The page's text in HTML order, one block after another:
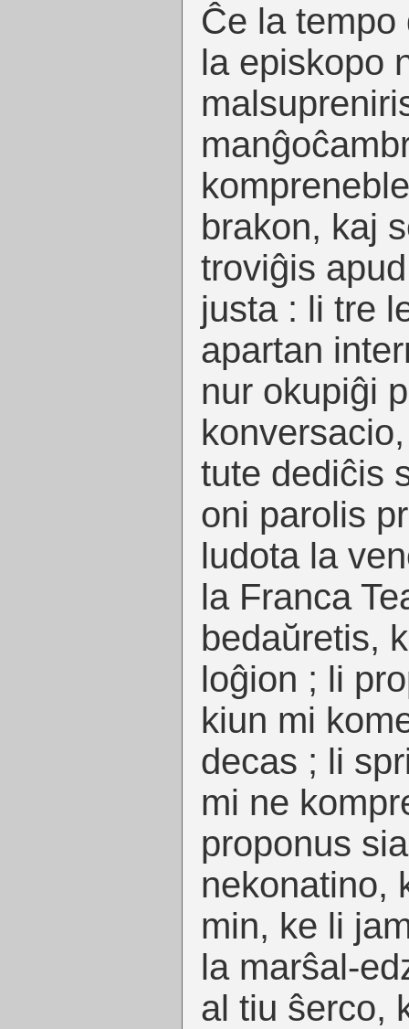
Ĉe la
la episkopo
brakon, kaj
troviĝis
justa : li tre
apartan
nur okupiĝi
tute dediĉis
oni parolis
ludota la
la Franca
bedaŭretis,
loĝion ; li
kiun mi
decas ; li
mi ne
proponus
nekonatino,
min, ke li
la marŝal-
al tiu ŝerco,